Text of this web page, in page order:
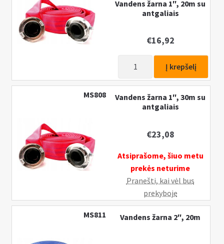
Vandens žarna 1″, 20m su
antgaliais
€16,92
Vandens
žarna
Į krepšelį
MS808
Vandens žarna 1″, 30m su
antgaliais
€23,08
Atsiprašome, šiuo metu
prekės neturime
Pranešti, kai vėl bus
prekyboje
MS811 Vandens žarna 2″, 20m